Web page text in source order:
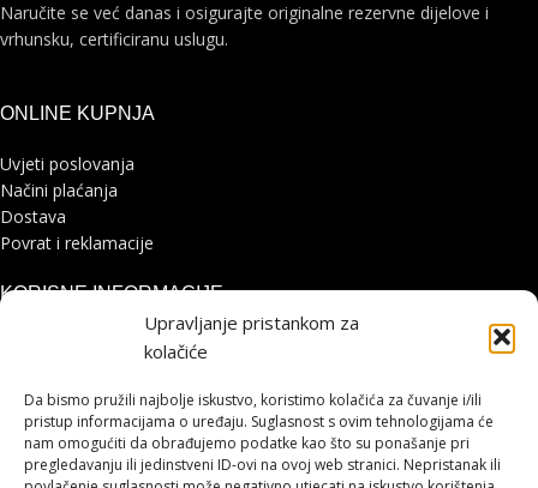
Upravljanje pristankom za
kolačiće
Da bismo pružili najbolje iskustvo, koristimo kolačića za čuvanje i/ili
pristup informacijama o uređaju. Suglasnost s ovim tehnologijama će
nam omogućiti da obrađujemo podatke kao što su ponašanje pri
pregledavanju ili jedinstveni ID-ovi na ovoj web stranici. Nepristanak ili
Naručite se već danas i osigurajte originalne rezervne dijelove i
vrhunsku, certificiranu uslugu.
ONLINE KUPNJA
Uvjeti poslovanja
Načini plaćanja
Dostava
Povrat i reklamacije
KORISNE INFORMACIJE
Zaštita osobnih podataka
Pohvale i prigovori
Platforma za online rješavanje sporova
STRANICE